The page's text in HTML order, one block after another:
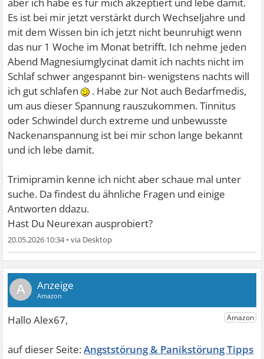
Es ist bei mir jetzt verstärkt durch Wechseljahre und
mit dem Wissen bin ich jetzt nicht beunruhigt wenn
das nur 1 Woche im Monat betrifft. Ich nehme jeden
Abend Magnesiumglycinat damit ich nachts nicht im
Schlaf schwer angespannt bin- wenigstens nachts will
ich gut schlafen
. Habe zur Not auch Bedarfmedis,
um aus dieser Spannung rauszukommen. Tinnitus
oder Schwindel durch extreme und unbewusste
Nackenanspannung ist bei mir schon lange bekannt
und ich lebe damit.
Trimipramin kenne ich nicht aber schaue mal unter
suche. Da findest du ähnliche Fragen und einige
Antworten ddazu.
Hast Du Neurexan ausprobiert?
20.05.2026 10:34•
A
Angststörung & Panikstörung Tipps